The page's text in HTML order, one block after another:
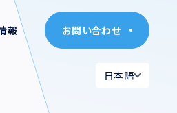
お問い合わせ
日本語
報 お問い合わせ
日本語